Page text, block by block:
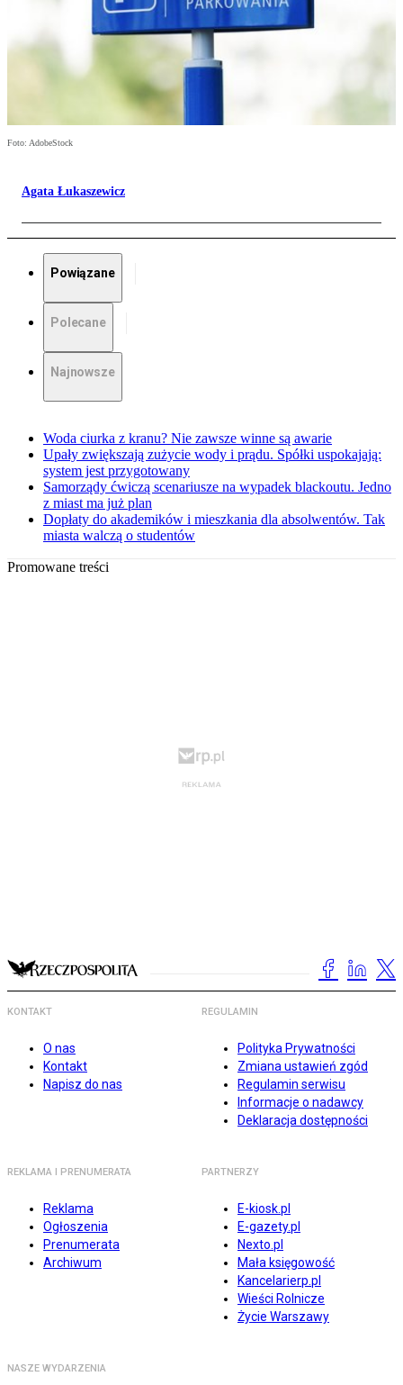
Foto: AdobeStock
Agata Łukaszewicz
Powiązane
Polecane
Najnowsze
Woda ciurka z kranu? Nie zawsze winne są awarie
Upały zwiększają zużycie wody i prądu. Spółki uspokajają:
system jest przygotowany
Samorządy ćwiczą scenariusze na wypadek blackoutu. Jedno
z miast ma już plan
Dopłaty do akademików i mieszkania dla absolwentów. Tak
miasta walczą o studentów
Promowane treści
KONTAKT
O nas
Kontakt
Napisz do nas
REGULAMIN
Polityka Prywatności
Zmiana ustawień zgód
Regulamin serwisu
Informacje o nadawcy
Deklaracja dostępności
REKLAMA I PRENUMERATA
Reklama
Ogłoszenia
Prenumerata
Archiwum
PARTNERZY
E-kiosk.pl
E-gazety.pl
Nexto.pl
Mała księgowość
Kancelarierp.pl
Wieści Rolnicze
Życie Warszawy
NASZE WYDARZENIA